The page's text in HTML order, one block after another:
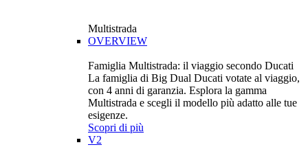
Multistrada
OVERVIEW
Famiglia Multistrada: il viaggio secondo Ducati
La famiglia di Big Dual Ducati votate al viaggio,
con 4 anni di garanzia. Esplora la gamma
Multistrada e scegli il modello più adatto alle tue
esigenze.
Scopri di più
V2